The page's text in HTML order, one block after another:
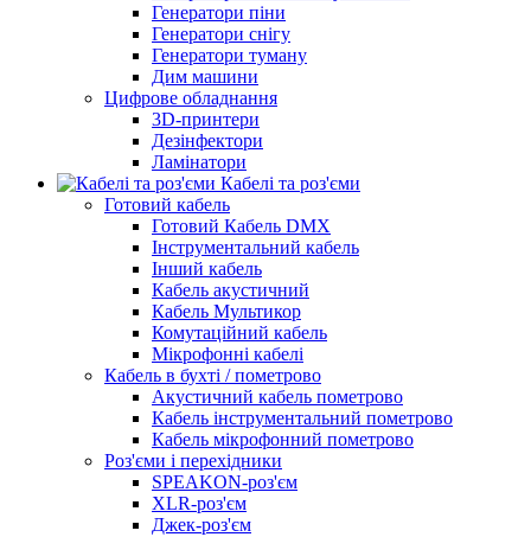
Генератори піни
Генератори снігу
Генератори туману
Дим машини
Цифрове обладнання
3D-принтери
Дезінфектори
Ламінатори
Кабелі та роз'єми
Готовий кабель
Готовий Кабель DMX
Інструментальний кабель
Інший кабель
Кабель акустичний
Кабель Мультикор
Комутаційний кабель
Мікрофонні кабелі
Кабель в бухті / пометрово
Акустичний кабель пометрово
Кабель інструментальний пометрово
Кабель мікрофонний пометрово
Роз'єми і перехідники
SPEAKON-роз'єм
XLR-роз'єм
Джек-роз'єм